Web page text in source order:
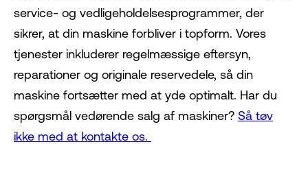
service- og vedligeholdelsesprogrammer, der
sikrer, at din maskine forbliver i topform. Vores
tjenester inkluderer regelmæssige eftersyn,
reparationer og originale reservedele, så din
maskine fortsætter med at yde optimalt. Har du
spørgsmål vedørende salg af maskiner? Så tøv
ikke med at kontakte os.